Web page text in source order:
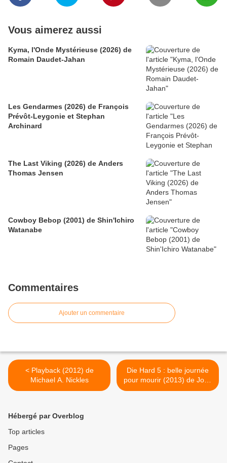
Vous aimerez aussi
Kyma, l'Onde Mystérieuse (2026) de
Romain Daudet-Jahan
Les Gendarmes (2026) de François
Prévôt-Leygonie et Stephan
Archinard
The Last Viking (2026) de Anders
Thomas Jensen
Cowboy Bebop (2001) de Shin'Ichiro
Watanabe
Commentaires
Ajouter un commentaire
< Playback (2012) de
Michael A. Nickles
Die Hard 5 : belle journée
pour mourir (2013) de John
Moore >
Hébergé par Overblog
Top articles
Pages